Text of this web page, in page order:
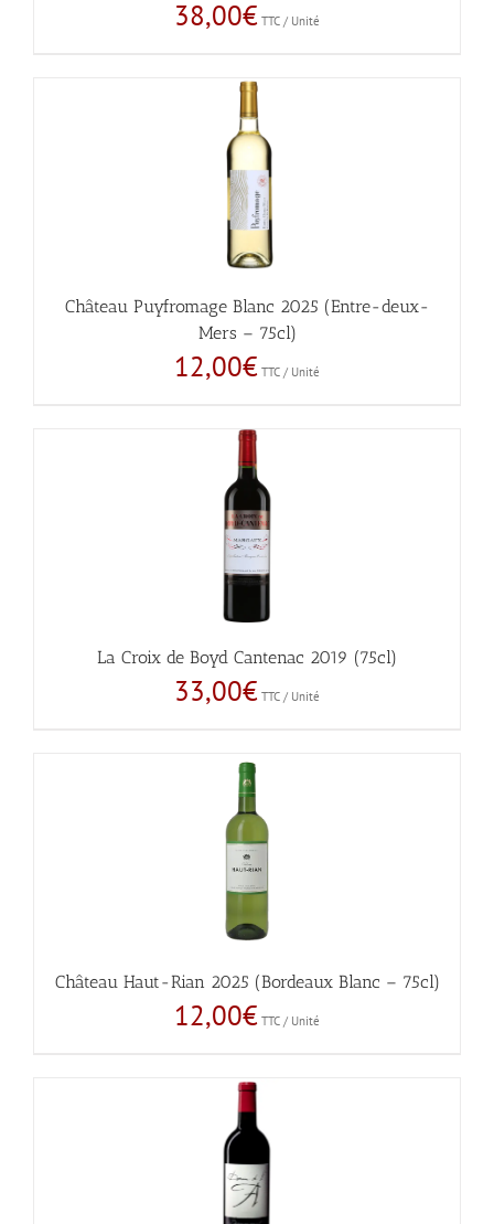
38,00€ TTC / Unité
Château Puyfromage Blanc 2025 (Entre-deux-
Mers – 75cl)
12,00€ TTC / Unité
La Croix de Boyd Cantenac 2019 (75cl)
33,00€ TTC / Unité
Château Haut-Rian 2025 (Bordeaux Blanc – 75cl)
12,00€ TTC / Unité